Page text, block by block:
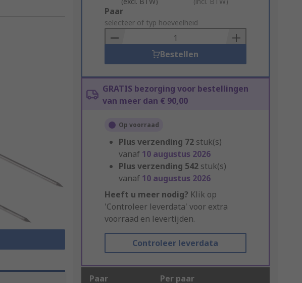
Add
to
Basket
Paar
selecteer of typ hoeveelheid
Bestellen
GRATIS bezorging voor bestellingen
van meer dan € 90,00
Op voorraad
Plus verzending 72 stuk(s)
vanaf 10 augustus 2026
Plus verzending 542 stuk(s)
vanaf 10 augustus 2026
Heeft u meer nodig? Klik op
'Controleer leverdata' voor extra
voorraad en levertijden.
Controleer leverdata
Paar Per paar